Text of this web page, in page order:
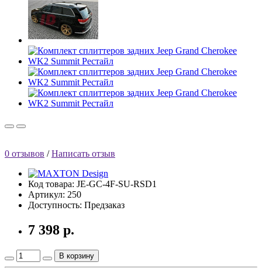
0 отзывов /Написать отзыв
Код товара: JE-GC-4F-SU-RSD1
Артикул: 250
Доступность: Предзаказ
7 398 р.
В корзину